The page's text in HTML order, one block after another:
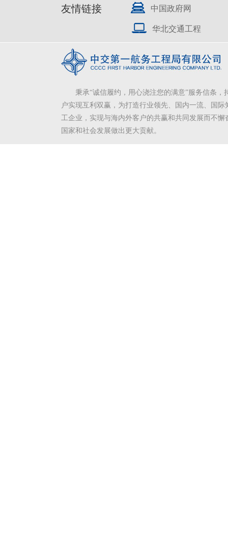
友情链接 中国政府网
华北交通工程
秉承“诚信履约，用心浇注您的满意”服务信条，
户实现互利双赢，为打造行业领先、国内一流、国际
工企业，实现与海内外客户的共赢和共同发展而不懈
国家和社会发展做出更大贡献。